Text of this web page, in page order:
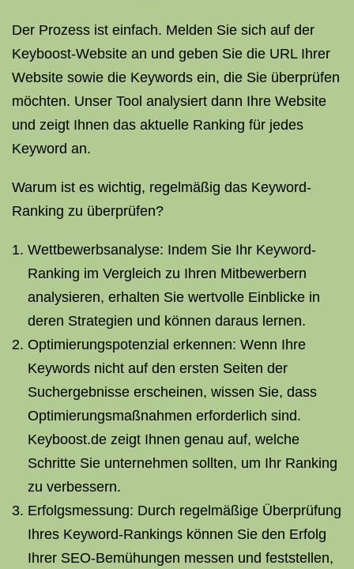
Der Prozess ist einfach. Melden Sie sich auf der
Keyboost-Website an und geben Sie die URL Ihrer
Website sowie die Keywords ein, die Sie überprüfen
möchten. Unser Tool analysiert dann Ihre Website
und zeigt Ihnen das aktuelle Ranking für jedes
Keyword an.
Warum ist es wichtig, regelmäßig das Keyword-
Ranking zu überprüfen?
Wettbewerbsanalyse: Indem Sie Ihr Keyword-
Ranking im Vergleich zu Ihren Mitbewerbern
analysieren, erhalten Sie wertvolle Einblicke in
deren Strategien und können daraus lernen.
Optimierungspotenzial erkennen: Wenn Ihre
Keywords nicht auf den ersten Seiten der
Suchergebnisse erscheinen, wissen Sie, dass
Optimierungsmaßnahmen erforderlich sind.
Keyboost.de zeigt Ihnen genau auf, welche
Schritte Sie unternehmen sollten, um Ihr Ranking
zu verbessern.
Erfolgsmessung: Durch regelmäßige Überprüfung
Ihres Keyword-Rankings können Sie den Erfolg
Ihrer SEO-Bemühungen messen und feststellen,